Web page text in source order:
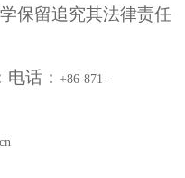
保留追究其法律责任
话： +86-871-